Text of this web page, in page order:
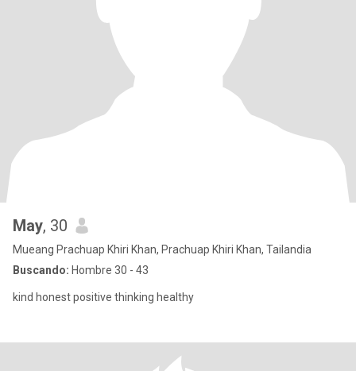
May, 30
Mueang Prachuap Khiri Khan, Prachuap Khiri Khan, Tailandia
Buscando: Hombre 30 - 43
kind honest positive thinking healthy